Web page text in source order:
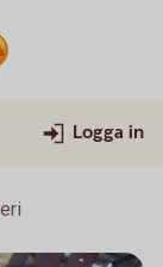
Logga in